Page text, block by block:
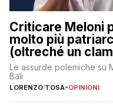
Criticare Meloni
molto più
(oltreché un
Le assurde polemiche su
Bali
LORENZO TOSA-OPINIONI